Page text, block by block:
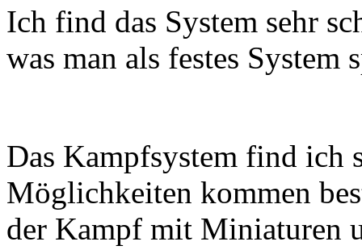
Ich find das System sehr
was man als festes System
Das Kampfsystem find ich
Möglichkeiten kommen
der Kampf mit Miniaturen